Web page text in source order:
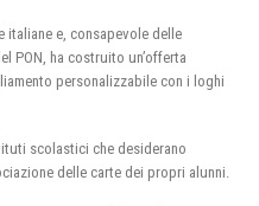
italiane e, consapevole delle
PON, ha costruito un’offerta
personalizzabile con i loghi
scolastici che desiderano
delle carte dei propri alunni.